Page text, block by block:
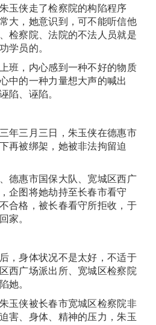
玉侠走了检察院的构陷程序
大，她意识到，可不能听信他
检察院、法院的不法人员就是
学员的。
班，内心感到一种不好的物质
中的一种力量想大声的喊出
陷、诬陷。
年三月三日，朱玉侠在德惠市
再被绑架，她被非法拘留迫
德惠市国保大队、宽城区西广
企图将她劫持至长春市看守
合格，被长春看守所拒收，于
家。
，身体状况不是太好，不适于
西广场派出所、宽城区检察院
她。
玉侠被长春市宽城区检察院非
害、身体、精神的压力，朱玉